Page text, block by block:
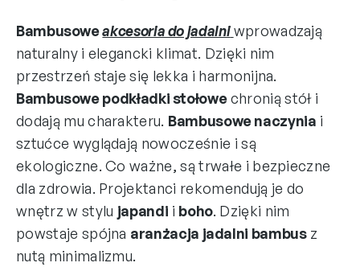
Bambusoweakcesoria do jadalni wprowadzają
naturalny i elegancki klimat. Dzięki nim
przestrzeń staje się lekka i harmonijna.
Bambusowe podkładki stołowechronią stół i
dodają mu charakteru. Bambusowe naczynia i
sztućce wyglądają nowocześnie i są
ekologiczne. Co ważne, są trwałe i bezpieczne
dla zdrowia. Projektanci rekomendują je do
wnętrz w stylu japandi i boho. Dzięki nim
powstaje spójna aranżacja jadalni bambusz
nutą minimalizmu.